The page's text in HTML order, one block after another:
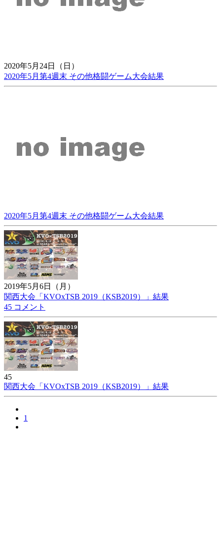
2020年5月24日（日）
2020年5月第4週末 その他格闘ゲーム大会結果
2020年5月第4週末 その他格闘ゲーム大会結果
2019年5月6日（月）
関西大会「KVOxTSB 2019（KSB2019）」結果
45 コメント
45
関西大会「KVOxTSB 2019（KSB2019）」結果
1